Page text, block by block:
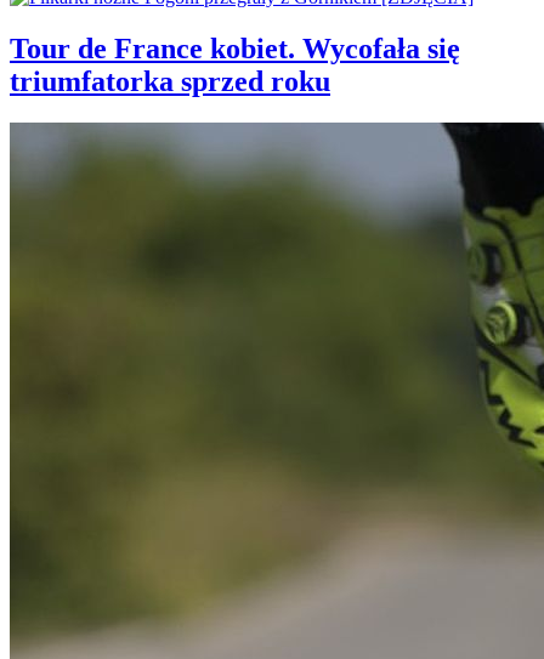
Tour de France kobiet. Wycofała się
triumfatorka sprzed roku